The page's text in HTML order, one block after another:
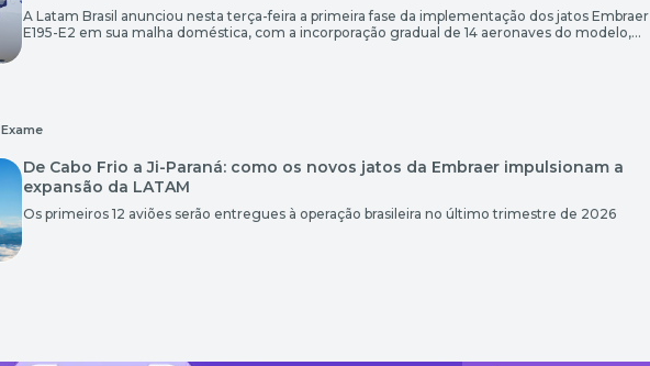
A Latam Brasil anunciou nesta terça-feira a primeira fase da implementação dos jatos Embraer
E195-E2 em sua malha doméstica, com a incorporação gradual de 14 aeronaves do modelo,
Exame
De Cabo Frio a Ji-Paraná: como os novos jatos da Embraer impulsionam a
expansão da LATAM
Os primeiros 12 aviões serão entregues à operação brasileira no último trimestre de 2026